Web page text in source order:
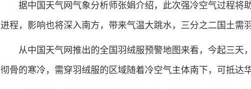
据中国天气网气象分析师张娟介绍，此次强冷空气过程将
进程，影响也将深入南方，带来气温大跳水，三分之二国土需
从中国天气网推出的全国羽绒服预警地图来看，今起三天
彻骨的寒冷，需穿羽绒服的区域随着冷空气主体南下，可抵达